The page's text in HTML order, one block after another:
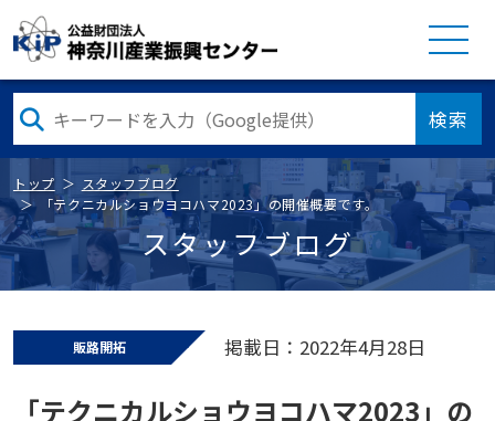
検索
トップ
スタッフブログ
「テクニカルショウヨコハマ2023」の開催概要です。
スタッフブログ
販路開拓 掲載日：2022年4月28日
「テクニカルショウヨコハマ2023」の